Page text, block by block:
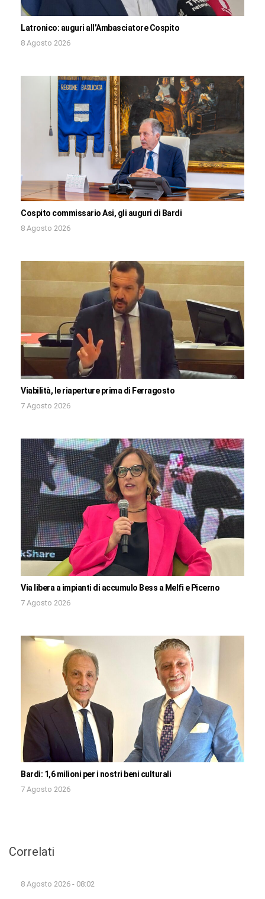
Latronico: auguri all’Ambasciatore Cospito
8 Agosto 2026
Cospito commissario Asi, gli auguri di Bardi
8 Agosto 2026
Viabilità, le riaperture prima di Ferragosto
7 Agosto 2026
Via libera a impianti di accumulo Bess a Melfi e Picerno
7 Agosto 2026
Bardi: 1,6 milioni per i nostri beni culturali
7 Agosto 2026
Correlati
8 Agosto 2026 - 08:02